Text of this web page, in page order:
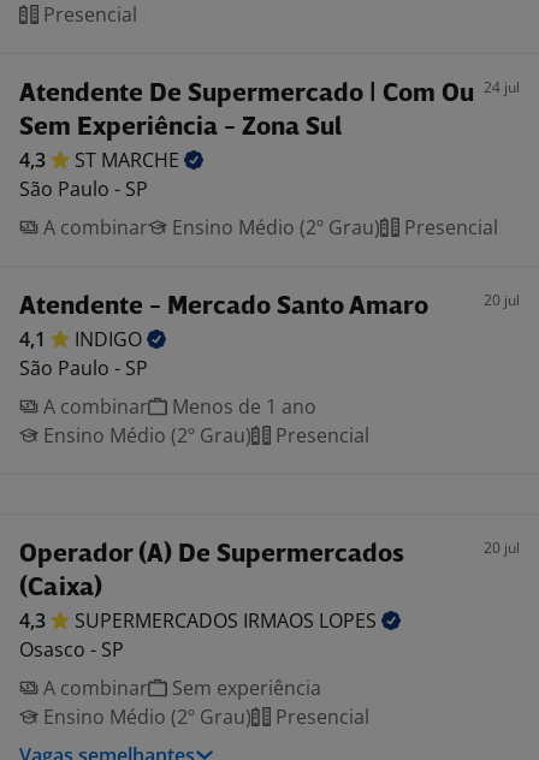
Presencial
Atendente De Supermercado | Com Ou
Sem Experiência - Zona Sul
24 jul
4,3 ST MARCHE
São Paulo - SP
A combinar
Ensino Médio (2º Grau) Presencial
Atendente - Mercado Santo Amaro 20 jul
4,1
INDIGO
São Paulo - SP
A combinar
Menos de 1 ano
Ensino Médio (2º Grau)
Presencial
Operador (A) De Supermercados
(Caixa)
20 jul
4,3 SUPERMERCADOS IRMAOS LOPES
Osasco - SP
A combinar
Sem experiência
Ensino Médio (2º Grau)
Presencial